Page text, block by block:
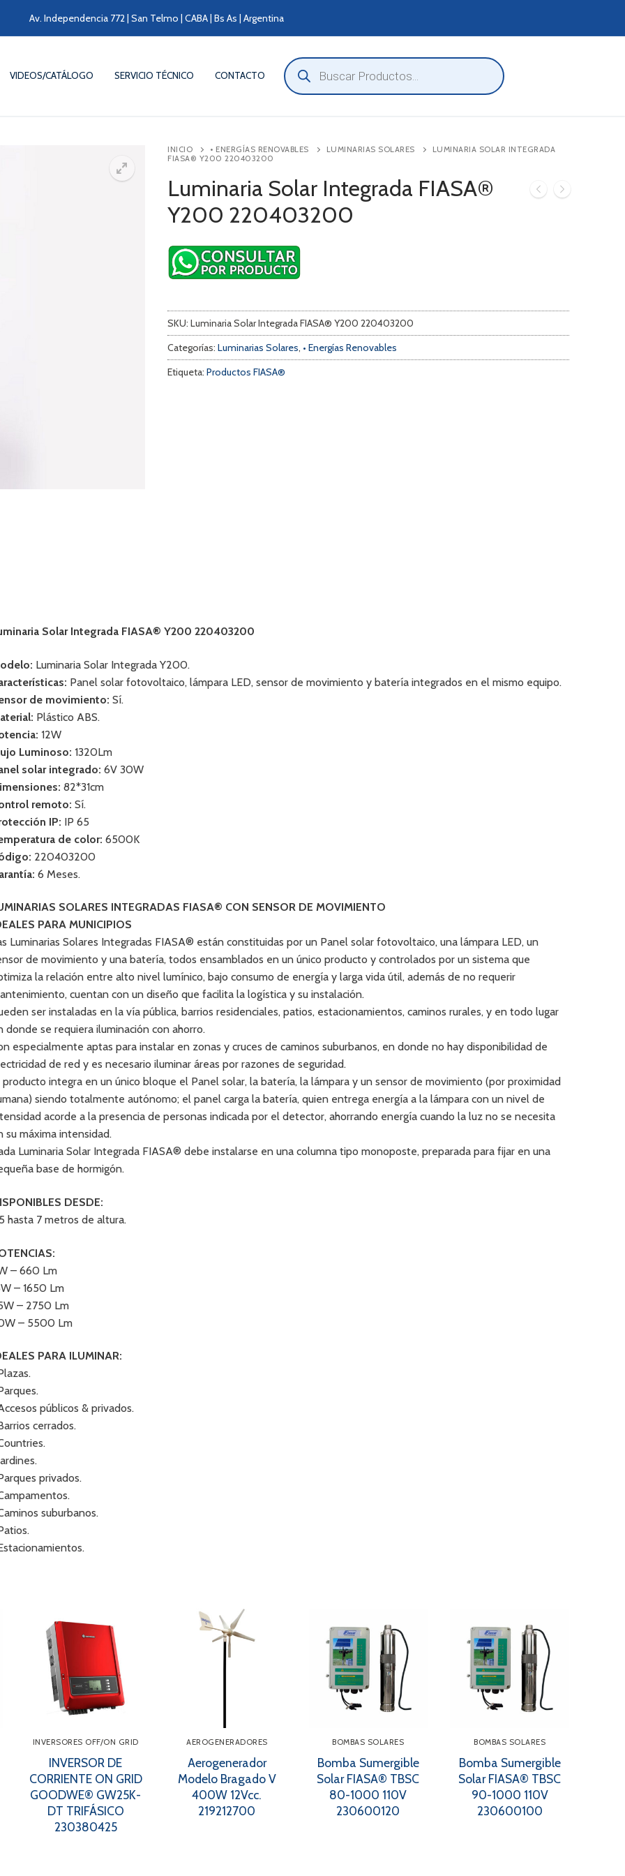
Av. Independencia 772 | San Telmo | CABA | Bs As | Argentina
VIDEOS/CATÁLOGO SERVICIO TÉCNICO CONTACTO
Búsqueda
de
productos
INICIO • ENERGÍAS RENOVABLES LUMINARIAS SOLARES
LUMINARIA SOLAR INTEGRADA
FIASA® Y200 220403200
Luminaria Solar Integrada FIASA®
Y200 220403200
SKU: Luminaria Solar Integrada FIASA® Y200 220403200
Categorías: Luminarias Solares, • Energías Renovables
Etiqueta: Productos FIASA®
Solar Integrada FIASA® Y200 220403200
Luminaria Solar Integrada Y200.
Panel solar fotovoltaico, lámpara LED, sensor de movimiento y batería integrados en el mismo equipo.
de movimiento: Sí.
Plástico ABS.
12W
Luminoso: 1320Lm
solar integrado: 6V 30W
82*31cm
remoto: Sí.
IP: IP 65
de color: 6500K
220403200
6 Meses.
SOLARES INTEGRADAS FIASA® CON SENSOR DE MOVIMIENTO
PARA MUNICIPIOS
Luminarias Solares Integradas FIASA® están constituidas por un Panel solar fotovoltaico, una lámpara LED, un
de movimiento y una batería, todos ensamblados en un único producto y controlados por un sistema que
la relación entre alto nivel lumínico, bajo consumo de energía y larga vida útil, además de no requerir
cuentan con un diseño que facilita la logística y su instalación.
ser instaladas en la vía pública, barrios residenciales, patios, estacionamientos, caminos rurales, y en todo lugar
donde se requiera iluminación con ahorro.
especialmente aptas para instalar en zonas y cruces de caminos suburbanos, en donde no hay disponibilidad de
de red y es necesario iluminar áreas por razones de seguridad.
producto integra en un único bloque el Panel solar, la batería, la lámpara y un sensor de movimiento (por proximidad
siendo totalmente autónomo; el panel carga la batería, quien entrega energía a la lámpara con un nivel de
acorde a la presencia de personas indicada por el detector, ahorrando energía cuando la luz no se necesita
su máxima intensidad.
Luminaria Solar Integrada FIASA® debe instalarse en una columna tipo monoposte, preparada para fijar en una
base de hormigón.
DESDE:
hasta 7 metros de altura.
– 660 Lm
– 1650 Lm
– 2750 Lm
– 5500 Lm
PARA ILUMINAR:
públicos & privados.
cerrados.
privados.
suburbanos.
INVERSORES OFF/ON GRID
INVERSOR DE
CORRIENTE ON GRID
GOODWE® GW25K-
DT TRIFÁSICO
230380425
AEROGENERADORES
Aerogenerador
Modelo Bragado V
400W 12Vcc.
219212700
BOMBAS SOLARES
Bomba Sumergible
Solar FIASA® TBSC
80-1000 110V
230600120
BOMBAS SOLARES
Bomba Sumergible
Solar FIASA® TBSC
90-1000 110V
230600100